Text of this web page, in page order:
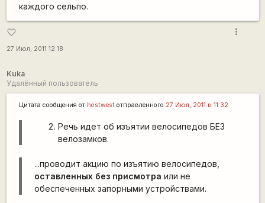
каждого сельпо.
favorite_border
27 Июл, 2011 12:18
more_vert
Kuka
Удалённый пользователь
Цитата сообщения от hostwestотправленного 27 Июл, 2011 в 11:32
Речь идет об изъятии велосипедов БЕЗ
велозамков.
...проводит акцию по изъятию велосипедов,
оставленных без присмотра или не
обеспеченных запорными устройствами.